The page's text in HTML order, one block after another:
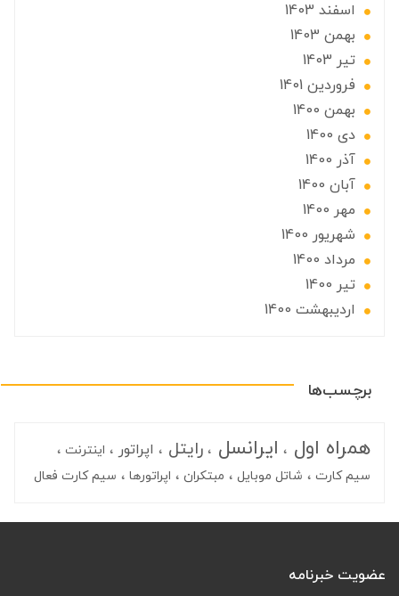
اسفند 1403
بهمن 1403
تير 1403
فروردین 1401
بهمن 1400
دی 1400
آذر 1400
آبان 1400
مهر 1400
شهریور 1400
مرداد 1400
تير 1400
ارديبهشت 1400
برچسب‌ها
همراه اول ایرانسل رایتل اپراتور
اینترنت
سیم کارت
شاتل موبایل مبتکران اپراتورها سیم کارت فعال
عضویت خبرنامه